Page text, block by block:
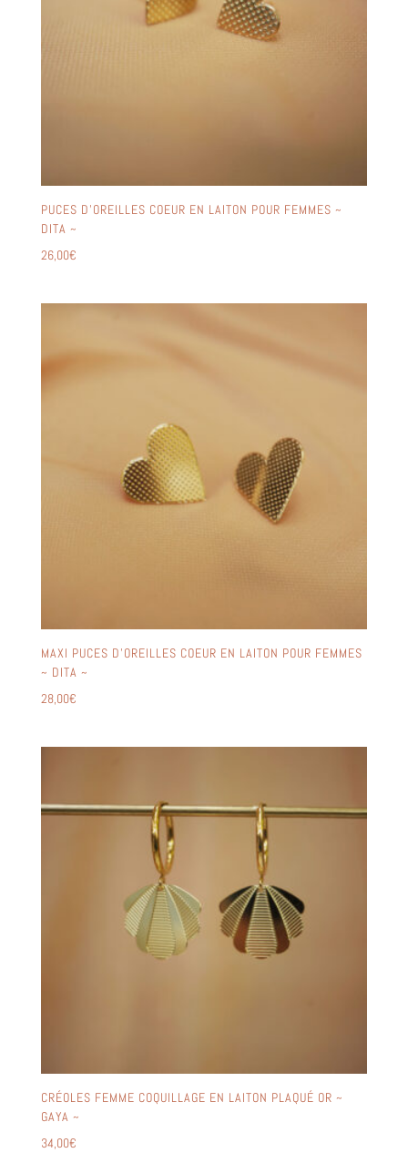
PUCES D’OREILLES COEUR EN LAITON POUR FEMMES ~
DITA ~
26,00€
MAXI PUCES D’OREILLES COEUR EN LAITON POUR FEMMES
~ DITA ~
28,00€
CRÉOLES FEMME COQUILLAGE EN LAITON PLAQUÉ OR ~
GAYA ~
34,00€